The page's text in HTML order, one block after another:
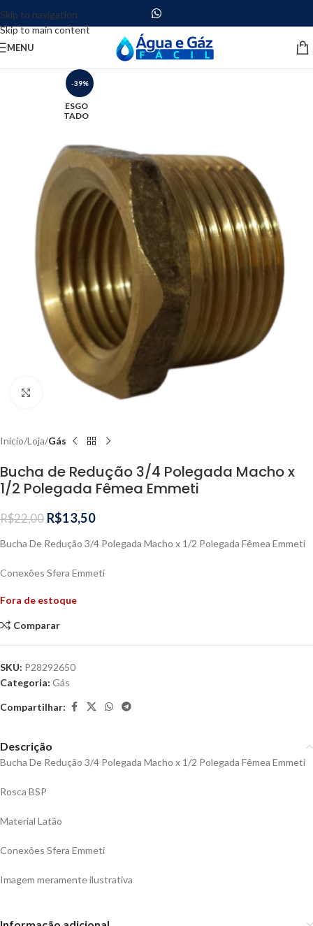
Skip to navigation
Skip to main content
MENU
-39%
ESGO
TADO
Clique para ampliar
Início Loja Gás
Bucha de Redução 3/4 Polegada Macho x
1/2 Polegada Fêmea Emmeti
R$22,00 R$13,50
Bucha De Redução 3/4 Polegada Macho x 1/2 Polegada Fêmea Emmeti
Conexões Sfera Emmeti
Fora de estoque
Comparar
SKU: P28292650
Categoria: Gás
Compartilhar:
Descrição
Bucha De Redução 3/4 Polegada Macho x 1/2 Polegada Fêmea Emmeti
Rosca BSP
Material Latão
Conexões Sfera Emmeti
Imagem meramente ilustrativa